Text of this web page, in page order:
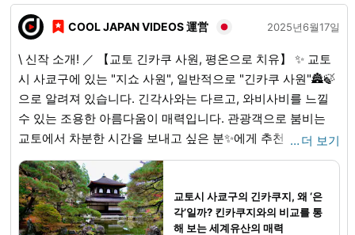
다. ※제등의 수량에는 한계가 있습니다. 또한 기운카쿠가 여관
시대에 BAR로 사용되었던 '끽다 야스라기'를, 무알코올 BAR
고전적인 분위기를 느긋하게 즐겨 보세요. [암록색 BAR 1919]
일시/2025년 11/1(토), 2(일) 17:00, 19:00(각 90분 교체제) 요
금/BAR 세트권 2500엔(세금 포함) ※라이트 업과 BAR 세트권
(원 드링크+시즈오카 녹차(시즈오카현) 무료 드링크) ※완전
사전 예약제(예약은 아래 링크에서 확인해 주세요)
kiunkaku.jp...
※일본식 우산으로 인해 우천 시 라이트 업은 관
내 연출로 변경됩니다. 11/3(월, 공휴일)에는 야간 대절로 관내
와 라이트 업된 정원을 특별히 촬영할 수 있는 야간 촬영회도
개최됩니다. 당일은 아타미 해상 불꽃놀이 대회 개최일. 기운
COOL JAPAN VIDEOS 運営 2025년6월17일
\ 신작 소개! ／ 【교토 긴카쿠 사원, 평온으로 치유】 ✨ 교토
시 사쿄구에 있는 "지쇼 사원", 일반적으로 "긴카쿠 사원"🏯🍃
으로 알려져 있습니다. 긴각사와는 다르고, 와비사비를 느낄
수 있는 조용한 아름다움이 매력입니다. 관광객으로 붐비는
교토에서 차분한 시간을 보내고 싶은 분✨에게 추천 여행 기분
을 느낄 수 있는 동영상 보기 ♪
… 더 보기
교토시 사쿄구의 긴카쿠지, 왜 ‘은
각’일까? 킨카쿠지와의 비교를 통
해 보는 세계유산의 매력